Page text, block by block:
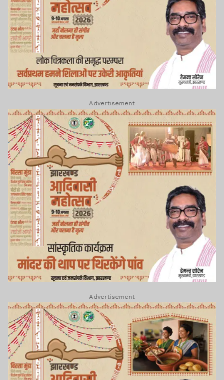
Advertisement
Advertisement